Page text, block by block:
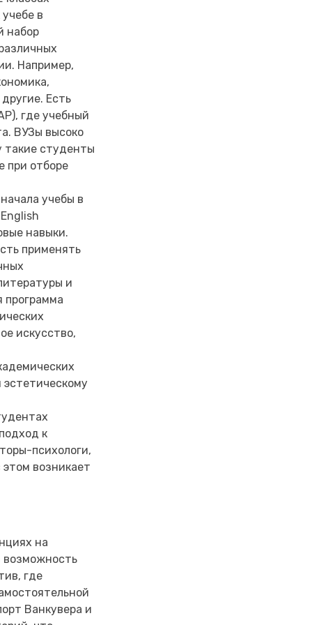
в
набор
Например,
Есть
где учебный
ВУЗы высоко
такие студенты
при отборе
учебы в
навыки.
применять
и
программа
искусство,
к
психологи,
возникает
на
возможность
где
Ванкувера и